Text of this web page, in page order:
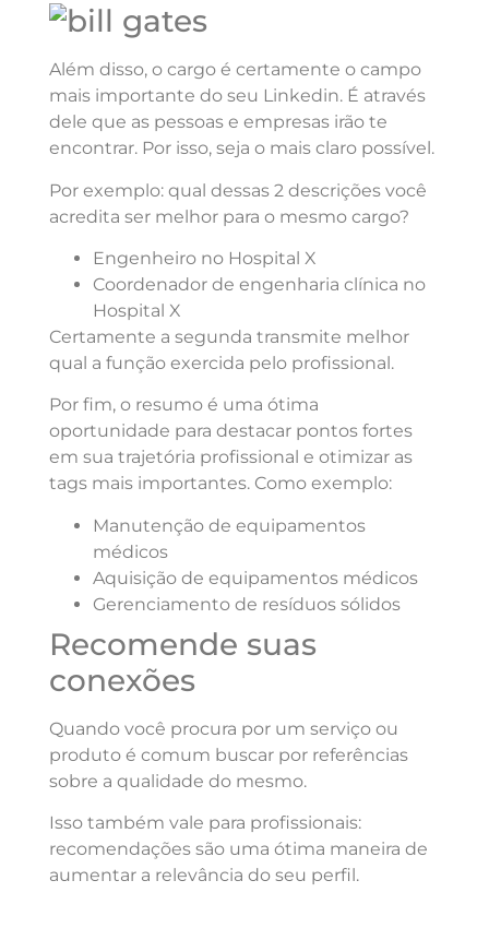
Além disso, o cargo é certamente o campo
mais importante do seu Linkedin. É através
dele que as pessoas e empresas irão te
encontrar. Por isso, seja o mais claro possível.
Por exemplo: qual dessas 2 descrições você
acredita ser melhor para o mesmo cargo?
Engenheiro no Hospital X
Coordenador de engenharia clínica no
Hospital X
Certamente a segunda transmite melhor
qual a função exercida pelo profissional.
Por fim, o resumo é uma ótima
oportunidade para destacar pontos fortes
em sua trajetória profissional e otimizar as
tags mais importantes. Como exemplo:
Manutenção de equipamentos
médicos
Aquisição de equipamentos médicos
Gerenciamento de resíduos sólidos
Recomende suas
conexões
Quando você procura por um serviço ou
produto é comum buscar por referências
sobre a qualidade do mesmo.
Isso também vale para profissionais:
recomendações são uma ótima maneira de
aumentar a relevância do seu perfil.